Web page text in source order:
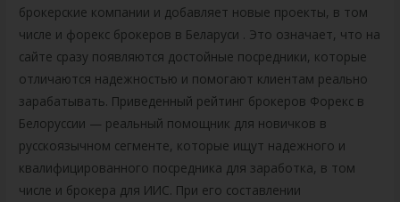
брокерские компании и добавляет новые проекты, в том
числе и форекс брокеров в Беларуси . Это означает, что на
сайте сразу появляются достойные посредники, которые
отличаются надежностью и помогают клиентам реально
зарабатывать. Приведенный рейтинг брокеров Форекс в
Белоруссии — реальный помощник для новичков в
русскоязычном сегменте, которые ищут надежного и
квалифицированного посредника для заработка, в том
числе и брокера для ИИС. При его составлении